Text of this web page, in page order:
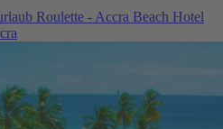
Roulette - Accra Beach Hotel